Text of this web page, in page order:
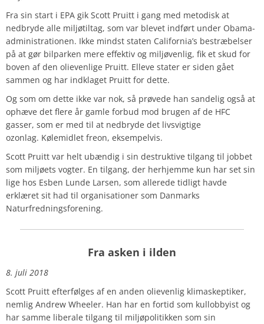
Fra sin start i EPA gik Scott Pruitt i gang med metodisk at
nedbryde alle miljøtiltag, som var blevet indført under Obama-
administrationen. Ikke mindst staten California’s bestræbelser
på at gør bilparken mere effektiv og miljøvenlig, fik et skud for
boven af den olievenlige Pruitt. Elleve stater er siden gået
sammen og har indklaget Pruitt for dette.
Og som om dette ikke var nok, så prøvede han sandelig også at
ophæve det flere år gamle forbud mod brugen af de HFC
gasser, som er med til at nedbryde det livsvigtige
ozonlag. Kølemidlet freon, eksempelvis.
Scott Pruitt var helt ubændig i sin destruktive tilgang til jobbet
som miljøets vogter. En tilgang, der herhjemme kun har set sin
lige hos Esben Lunde Larsen, som allerede tidligt havde
erklæret sit had til organisationer som Danmarks
Naturfredningsforening.
Fra asken i ilden
8. juli 2018
Scott Pruitt efterfølges af en anden olievenlig klimaskeptiker,
nemlig Andrew Wheeler. Han har en fortid som kullobbyist og
har samme liberale tilgang til miljøpolitikken som sin